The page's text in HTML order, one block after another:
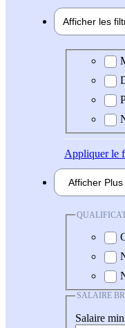
Afficher les
Appliquerle
Afficher
SALAIRE
Salaire